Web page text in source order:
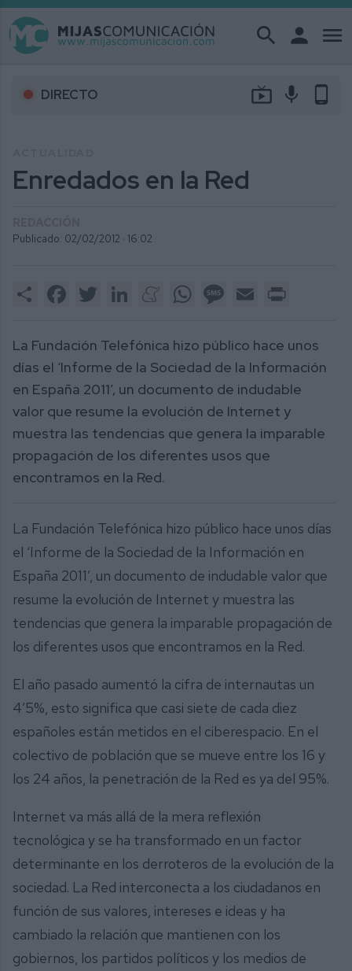
search person menu
DIRECTO live_tv mic phone_android
Enredados en la Red
Publicado: 02/02/2012 · 16:02
Share FacebookTwitter LinkedInMeneameWhatsAppMessage
Email
La Fundación Telefónica hizo público hace unos
días el ‘Informe de la Sociedad de la Información
en España 2011’, un documento de indudable
valor que resume la evolución de Internet y
muestra las tendencias que genera la imparable
propagación de los diferentes usos que
encontramos en la Red.
La Fundación Telefónica hizo público hace unos días
el ‘Informe de la Sociedad de la Información en
España 2011’, un documento de indudable valor que
resume la evolución de Internet y muestra las
tendencias que genera la imparable propagación de
los diferentes usos que encontramos en la Red.
El año pasado aumentó la cifra de internautas un
4’5%, esto significa que casi siete de cada diez
españoles están metidos en el ciberespacio. En el
colectivo de población que se mueve entre los 16 y
los 24 años, la penetración de la Red es ya del 95%.
Internet va más allá de la mera reflexión
tecnológica y se ha transformado en un factor
determinante en los derroteros de la evolución de la
sociedad. La Red interconecta a los ciudadanos en
función de sus valores, intereses e ideas y ha
cambiado la relación que mantienen con los
gobiernos, los partidos políticos y los medios de